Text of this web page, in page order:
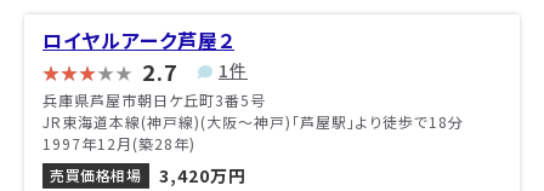
ロイヤルアーク芦屋２
2.7 1件
兵庫県芦屋市朝日ケ丘町3番5号
JR東海道本線(神戸線)(大阪～神戸)「芦屋駅」より徒歩で18分
1997年12月(築28年)
売買価格相場
3,420万円